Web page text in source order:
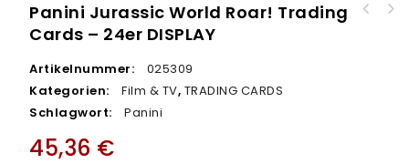
Panini Jurassic World Roar! Trading
Cards – 24er DISPLAY
Artikelnummer:
025309
Kategorien:
Film & TV, TRADING CARDS
Schlagwort:
Panini
45,36 €